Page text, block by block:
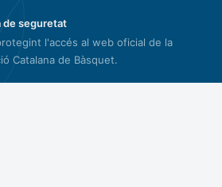
de seguretat
l'accés al web oficial de la
Catalana de Bàsquet.